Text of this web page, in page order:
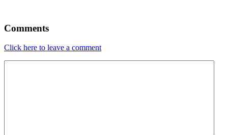
Comments
Click here to leave a comment